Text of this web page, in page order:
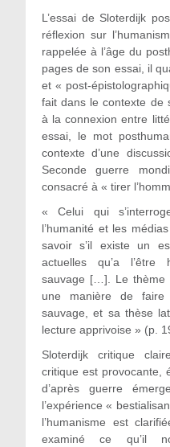
L’essai de Sloterdijk
réflexion sur
rappelée à l’âge du
pages de son essai, il
et « post-
fait dans le contexte de
à la connexion entre
essai, le mot
contexte d’une
Seconde guerre
consacré à « tirer
« Celui qui
l’humanité et les
savoir s’il existe un
actuelles qu’a
sauvage […]. Le thème
une manière de faire
sauvage, et sa thèse
lecture apprivoise » (p.
Sloterdijk critique
critique est provocante,
d’après guerre
l’expérience «
l’humanisme est
examiné ce qu’il